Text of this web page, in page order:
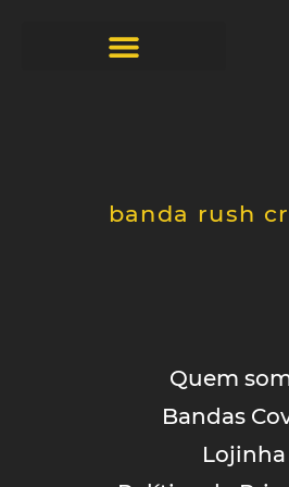
banda rush
Quem
Bandas
Lojinha